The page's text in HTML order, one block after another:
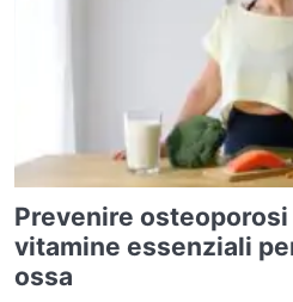
Prevenire
vitamine essenziali
ossa